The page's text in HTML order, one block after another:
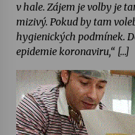
v hale. Zájem je volby je
mizivý. Pokud by tam
hygienických podmínek.
epidemie koronaviru,“ […]